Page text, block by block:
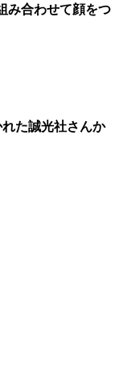
み合わせて顔をつ
た誠光社さんか